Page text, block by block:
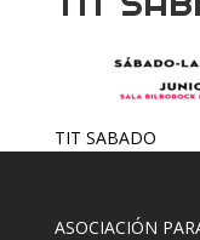
TIT SABADO
ASOCIACIÓN